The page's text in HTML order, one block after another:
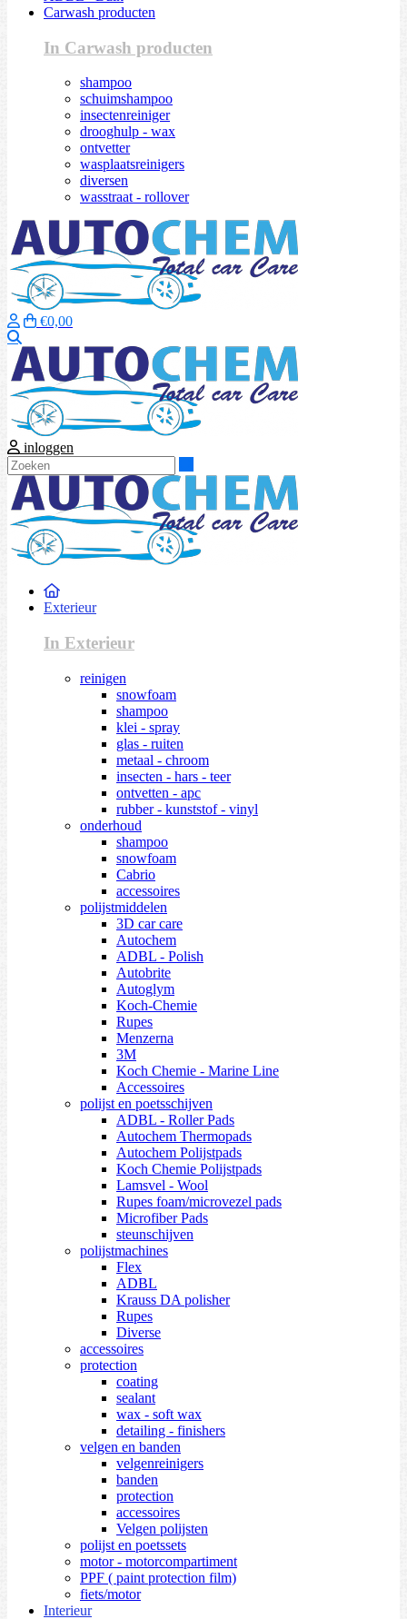
Carwash producten
In Carwash producten
shampoo
schuimshampoo
insectenreiniger
drooghulp - wax
ontvetter
wasplaatsreinigers
diversen
wasstraat - rollover
€0,00
inloggen
Exterieur
In Exterieur
reinigen
snowfoam
shampoo
klei - spray
glas - ruiten
metaal - chroom
insecten - hars - teer
ontvetten - apc
rubber - kunststof - vinyl
onderhoud
shampoo
snowfoam
Cabrio
accessoires
polijstmiddelen
3D car care
Autochem
ADBL - Polish
Autobrite
Autoglym
Koch-Chemie
Rupes
Menzerna
3M
Koch Chemie - Marine Line
Accessoires
polijst en poetsschijven
ADBL - Roller Pads
Autochem Thermopads
Autochem Polijstpads
Koch Chemie Polijstpads
Lamsvel - Wool
Rupes foam/microvezel pads
Microfiber Pads
steunschijven
polijstmachines
Flex
ADBL
Krauss DA polisher
Rupes
Diverse
accessoires
protection
coating
sealant
wax - soft wax
detailing - finishers
velgen en banden
velgenreinigers
banden
protection
accessoires
Velgen polijsten
polijst en poetssets
motor - motorcompartiment
PPF ( paint protection film)
fiets/motor
Interieur